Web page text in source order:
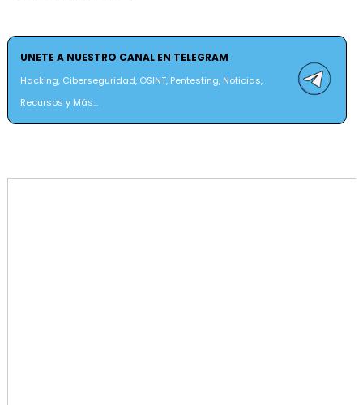
UNETE A NUESTRO CANAL EN TELEGRAM
Hacking, Ciberseguridad, OSINT, Pentesting, Noticias,
Recursos y Más...